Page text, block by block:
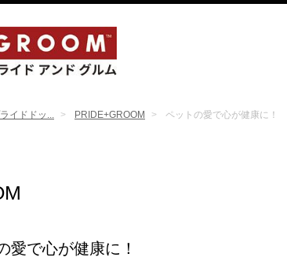
イドドッ... PRIDE+GROOM ペットの愛で心が健康に！
愛で心が健康に！